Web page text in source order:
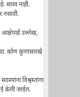
नाही.
नसावी.
आक्षेपार्ह उल्लेख,
कोण कुणासारखे
विश्वस्तांना
केली जाईल.